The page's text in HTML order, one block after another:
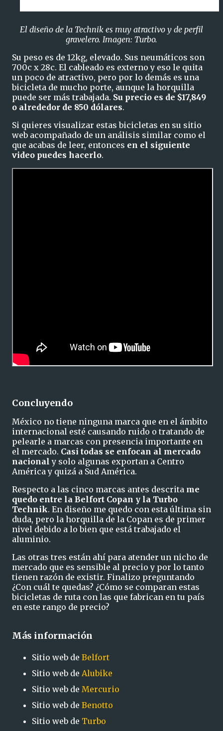
El diseño de la Technik es muy atractivo y de perfil
gravelero. Imagen: Turbo.
Su peso es de 12kg, elevado. Sus neumáticos son
700c x 28c. El cableado es externo y eso le quita
un poco de atractivo, pero por lo demás es una
bicicleta de mucho porte, aunque la horquilla
puede ser más trabajada. Su precio es de $17,849
o alrededor de 850 dólares.
Si quieres visualizar estas bicicletas en su sitio
web acompañado de un análisis similar como el
que acabas de leer, entonces en el siguiente
video puedes hacerlo.
Concluyendo
México no tiene ninguna marca que en el ámbito
internacional esté causando ruido o tratando de
pelearle a marcas con presencia importante en
el mercado. Casi todas se enfocan al mercado
nacional y solo algunas exportan a Centro
América y quizá a Sud América.
Respecto a las cinco marcas antes descrita me
quedo entre la Belfort Copan y la Turbo
Technik. En diseño me quedo con esta última sin
duda, pero la horquilla de la Copan es de primer
nivel debido a lo bien que está trabajado el
aluminio.
Las otras tres están ahí para atender un nicho de
mercado que es sensible al precio y por lo tanto
tienen razón de existir. Finalizo preguntando
¿Con cuál te quedas? ¿Cómo se comparan estas
bicicletas de ruta con las que fabrican en tu país
en este rango de precio?
Más información
Sitio web de Belfort
Sitio web de Alubike
Sitio web de Mercurio
Sitio web de Benotto
Sitio web de Turbo